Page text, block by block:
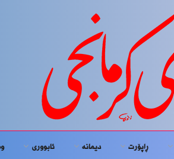
ڕاپۆرت دیمانە ئابوورى